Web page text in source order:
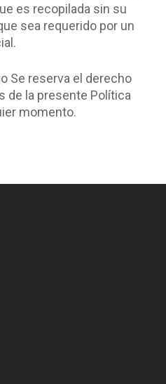
es recopilada sin su
sea requerido por un
Se reserva el derecho
de la presente Política
momento.